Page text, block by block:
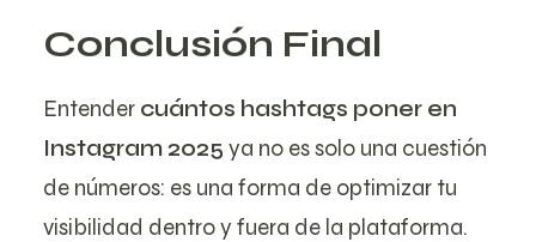
Conclusión Final
Entender cuántos hashtags poner en
Instagram 2025 ya no es solo una cuestión
de números: es una forma de optimizar tu
visibilidad dentro y fuera de la plataforma.